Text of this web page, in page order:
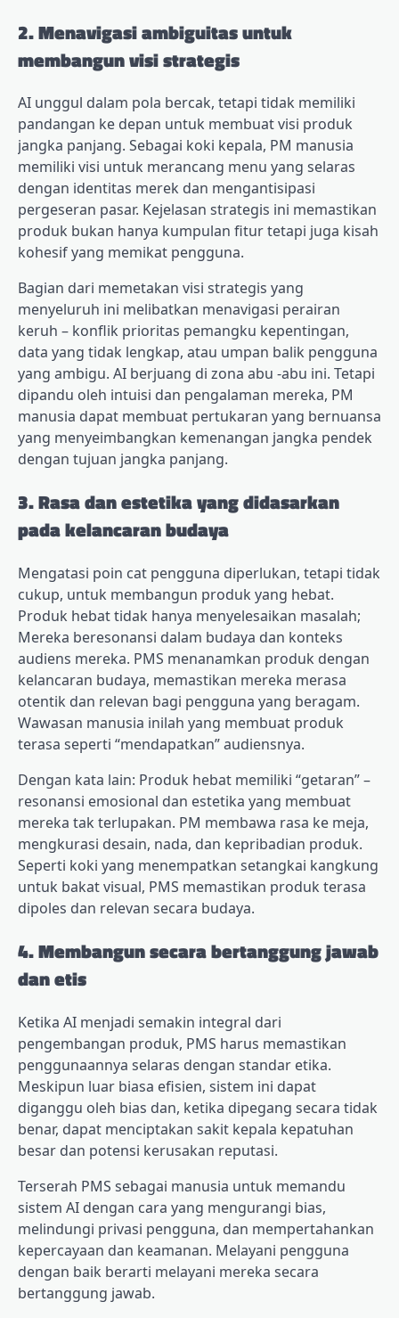
2. Menavigasi ambiguitas untuk
membangun visi strategis
AI unggul dalam pola bercak, tetapi tidak memiliki
pandangan ke depan untuk membuat visi produk
jangka panjang. Sebagai koki kepala, PM manusia
memiliki visi untuk merancang menu yang selaras
dengan identitas merek dan mengantisipasi
pergeseran pasar. Kejelasan strategis ini memastikan
produk bukan hanya kumpulan fitur tetapi juga kisah
kohesif yang memikat pengguna.
Bagian dari memetakan visi strategis yang
menyeluruh ini melibatkan menavigasi perairan
keruh – konflik prioritas pemangku kepentingan,
data yang tidak lengkap, atau umpan balik pengguna
yang ambigu. AI berjuang di zona abu -abu ini. Tetapi
dipandu oleh intuisi dan pengalaman mereka, PM
manusia dapat membuat pertukaran yang bernuansa
yang menyeimbangkan kemenangan jangka pendek
dengan tujuan jangka panjang.
3. Rasa dan estetika yang didasarkan
pada kelancaran budaya
Mengatasi poin cat pengguna diperlukan, tetapi tidak
cukup, untuk membangun produk yang hebat.
Produk hebat tidak hanya menyelesaikan masalah;
Mereka beresonansi dalam budaya dan konteks
audiens mereka. PMS menanamkan produk dengan
kelancaran budaya, memastikan mereka merasa
otentik dan relevan bagi pengguna yang beragam.
Wawasan manusia inilah yang membuat produk
terasa seperti “mendapatkan” audiensnya.
Dengan kata lain: Produk hebat memiliki “getaran” –
resonansi emosional dan estetika yang membuat
mereka tak terlupakan. PM membawa rasa ke meja,
mengkurasi desain, nada, dan kepribadian produk.
Seperti koki yang menempatkan setangkai kangkung
untuk bakat visual, PMS memastikan produk terasa
dipoles dan relevan secara budaya.
4. Membangun secara bertanggung jawab
dan etis
Ketika AI menjadi semakin integral dari
pengembangan produk, PMS harus memastikan
penggunaannya selaras dengan standar etika.
Meskipun luar biasa efisien, sistem ini dapat
diganggu oleh bias dan, ketika dipegang secara tidak
benar, dapat menciptakan sakit kepala kepatuhan
besar dan potensi kerusakan reputasi.
Terserah PMS sebagai manusia untuk memandu
sistem AI dengan cara yang mengurangi bias,
melindungi privasi pengguna, dan mempertahankan
kepercayaan dan keamanan. Melayani pengguna
dengan baik berarti melayani mereka secara
bertanggung jawab.